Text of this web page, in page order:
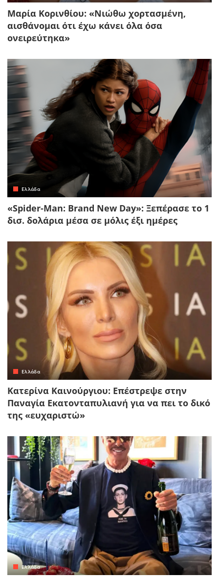
Μαρία Κορινθίου: «Νιώθω χορτασμένη,
αισθάνομαι ότι έχω κάνει όλα όσα
ονειρεύτηκα»
Ελλάδα
«Spider-Man: Brand New Day»: Ξεπέρασε το 1
δισ. δολάρια μέσα σε μόλις έξι ημέρες
Ελλάδα
Κατερίνα Καινούργιου: Επέστρεψε στην
Παναγία Εκατονταπυλιανή για να πει το δικό
της «ευχαριστώ»
Ελλάδα